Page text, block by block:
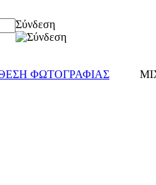
Σύνδεση
ΦΩΤΟΓΡΑΦΙΑΣ